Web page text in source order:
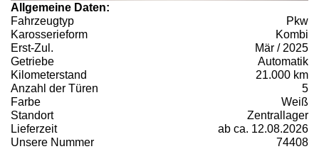
Allgemeine Daten:
Fahrzeugtyp
Pkw
Karosserieform
Kombi
Erst-Zul.
Mär / 2025
Getriebe
Automatik
Kilometerstand
21.000 km
Anzahl der Türen
5
Farbe
Weiß
Standort
Zentrallager
Lieferzeit
ab ca. 12.08.2026
Unsere Nummer
74408